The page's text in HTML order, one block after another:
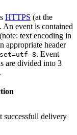
HTTPS (at the
An event is contained
text encoding in
appropriate header
8. Event
are divided into 3
successfull delivery